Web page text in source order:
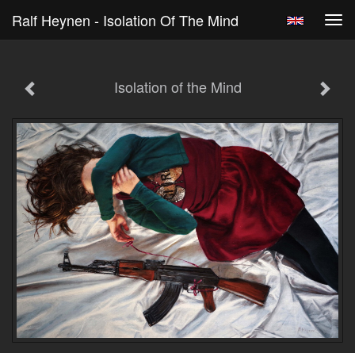
Ralf Heynen - Isolation Of The Mind
Isolation of the Mind